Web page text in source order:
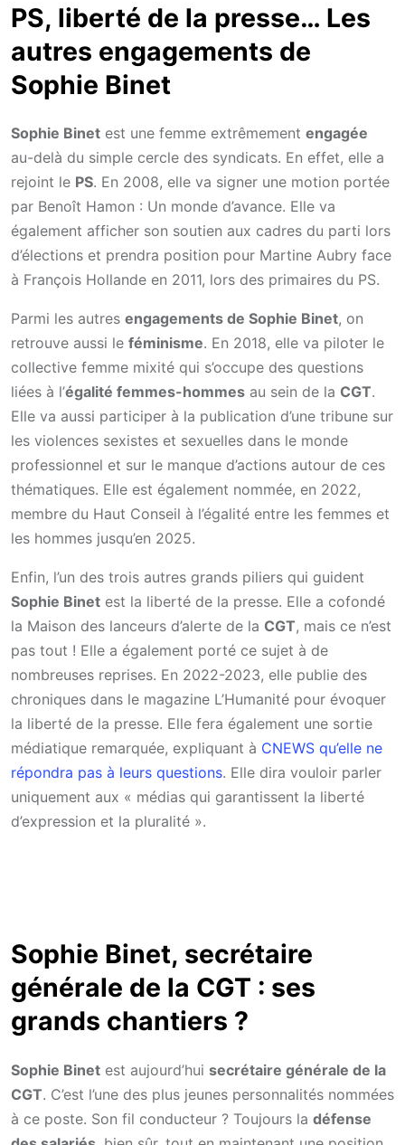
PS, liberté de la presse… Les
autres engagements de
Sophie Binet
Sophie Binet est une femme extrêmement engagée
au-delà du simple cercle des syndicats. En effet, elle a
rejoint le PS. En 2008, elle va signer une motion portée
par Benoît Hamon : Un monde d’avance. Elle va
également afficher son soutien aux cadres du parti lors
d’élections et prendra position pour Martine Aubry face
à François Hollande en 2011, lors des primaires du PS.
Parmi les autres engagements de Sophie Binet, on
retrouve aussi le féminisme. En 2018, elle va piloter le
collective femme mixité qui s’occupe des questions
liées à l’égalité femmes-hommes au sein de la CGT.
Elle va aussi participer à la publication d’une tribune sur
les violences sexistes et sexuelles dans le monde
professionnel et sur le manque d’actions autour de ces
thématiques. Elle est également nommée, en 2022,
membre du Haut Conseil à l’égalité entre les femmes et
les hommes jusqu’en 2025.
Enfin, l’un des trois autres grands piliers qui guident
Sophie Binet est la liberté de la presse. Elle a cofondé
la Maison des lanceurs d’alerte de la CGT, mais ce n’est
pas tout ! Elle a également porté ce sujet à de
nombreuses reprises. En 2022-2023, elle publie des
chroniques dans le magazine L’Humanité pour évoquer
la liberté de la presse. Elle fera également une sortie
médiatique remarquée, expliquant à CNEWS qu’elle ne
répondra pas à leurs questions. Elle dira vouloir parler
uniquement aux « médias qui garantissent la liberté
d’expression et la pluralité ».
Sophie Binet, secrétaire
générale de la CGT : ses
grands chantiers ?
Sophie Binet est aujourd’hui secrétaire générale de la
CGT. C’est l’une des plus jeunes personnalités nommées
à ce poste. Son fil conducteur ? Toujours la défense